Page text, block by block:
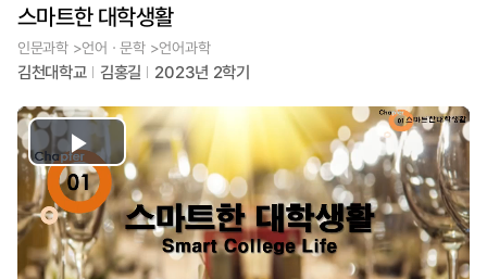
스마트한 대학생활
인문과학 >언어ㆍ문학 >언어과학
김천대학교 김홍길 2023년 2학기
Play
Video